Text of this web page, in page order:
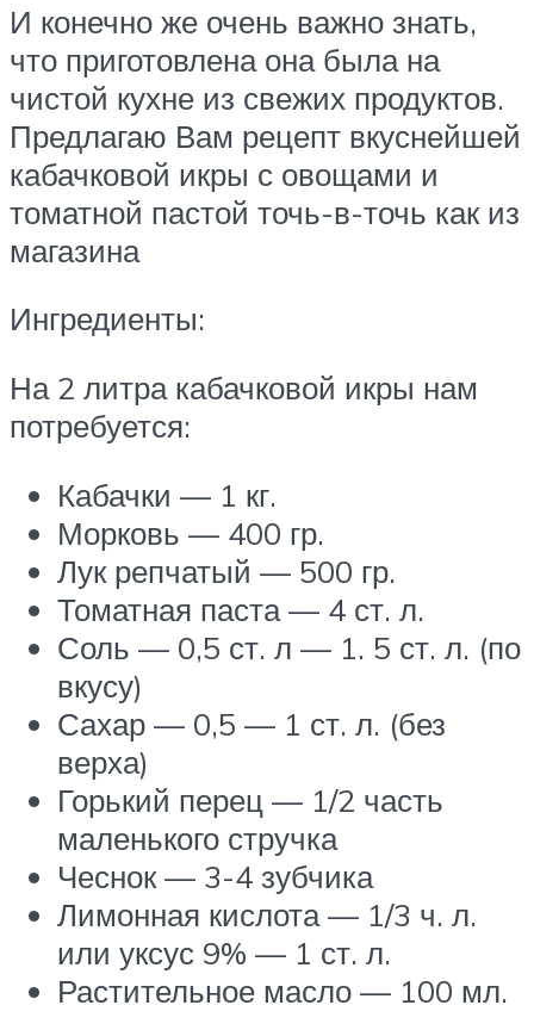
И конечно же очень важно знать,
что приготовлена она была на
чистой кухне из свежих продуктов.
Предлагаю Вам рецепт вкуснейшей
кабачковой икры с овощами и
томатной пастой точь-в-точь как из
магазина
Ингредиенты:
На 2 литра кабачковой икры нам
потребуется:
Кабачки — 1 кг.
Морковь — 400 гр.
Лук репчатый — 500 гр.
Томатная паста — 4 ст. л.
Соль — 0,5 ст. л — 1. 5 ст. л. (по
вкусу)
Сахар — 0,5 — 1 ст. л. (без
верха)
Горький перец — 1/2 часть
маленького стручка
Чеснок — 3-4 зубчика
Лимонная кислота — 1/3 ч. л.
или уксус 9% — 1 ст. л.
Растительное масло — 100 мл.